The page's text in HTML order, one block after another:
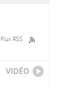
Flux RSS
VIDÉO